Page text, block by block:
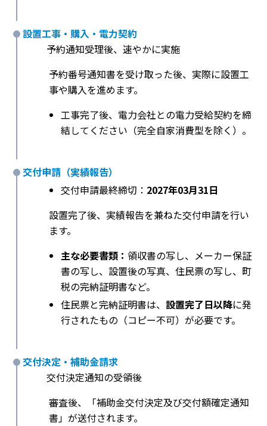
設置工事・購入・電力契約
予約通知受理後、速やかに実施
予約番号通知書を受け取った後、実際に設置工
事や購入を進めます。
工事完了後、電力会社との電力受給契約を締
結してください（完全自家消費型を除く）。
交付申請（実績報告）
交付申請最終締切： 2027年03月31日
設置完了後、実績報告を兼ねた交付申請を行い
ます。
主な必要書類： 領収書の写し、メーカー保証
書の写し、設置後の写真、住民票の写し、町
税の完納証明書など。
住民票と完納証明書は、 設置完了日以降に発
行されたもの（コピー不可）が必要です。
交付決定・補助金請求
交付決定通知の受領後
審査後、「補助金交付決定及び交付額確定通知
書」が送付されます。